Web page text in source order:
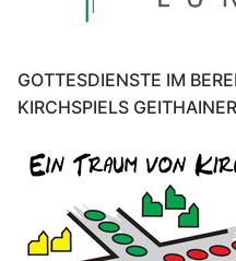
GOTTESDIENSTE IM
KIRCHSPIELS